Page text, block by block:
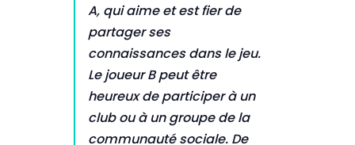
A, qui aime et est fier de
partager ses
connaissances dans le jeu.
Le joueur B peut être
heureux de participer à un
club ou à un groupe de la
communauté sociale. De